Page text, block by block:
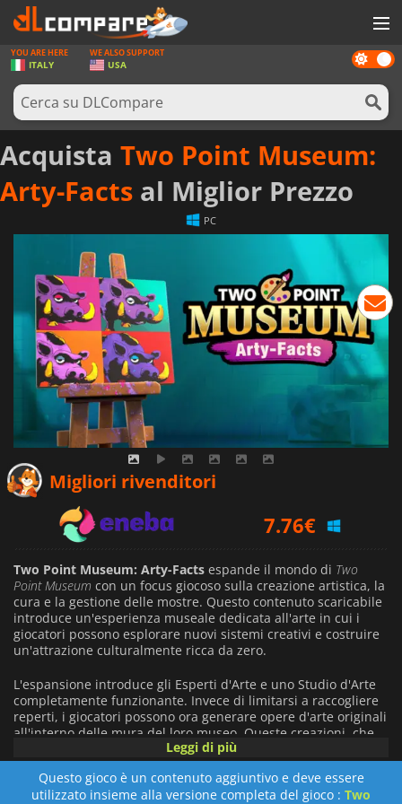
GIOCHI
PREPAGATE
SOFTWARE
REWARDS
HARDWARE
ACCEDI O REGISTRATI
Dark
mode
YOU ARE HERE
ITALY
WE ALSO SUPPORT
USA
Acquista Two Point Museum:
Arty-Facts al Miglior Prezzo
PC
Migliori rivenditori
7.76€
8.99€
Two Point Museum: Arty-Facts espande il mondo di Two
Point Museum con un focus giocoso sulla creazione artistica, la
cura e la gestione delle mostre. Questo contenuto scaricabile
introduce un'esperienza museale dedicata all'arte in cui i
giocatori possono esplorare nuovi sistemi creativi e costruire
un'attrazione culturalmente ricca da zero.
L'espansione introduce gli Esperti d'Arte e uno Studio d'Arte
completamente funzionante. Invece di limitarsi a raccogliere
reperti, i giocatori possono ora generare opere d'arte originali
all'interno delle mura del loro museo. Queste creazioni, che
spaziano dalle sculture ai dipinti, sono influenzate dalle
scelte di gioco e sono progettate per suscitare varie reazioni
emotive nei visitatori, rendendo la gestione del museo più
dinamica e interattiva.
Leggi di più
Questo gioco è un contenuto aggiuntivo e deve essere
utilizzato insieme alla versione completa del gioco : Two